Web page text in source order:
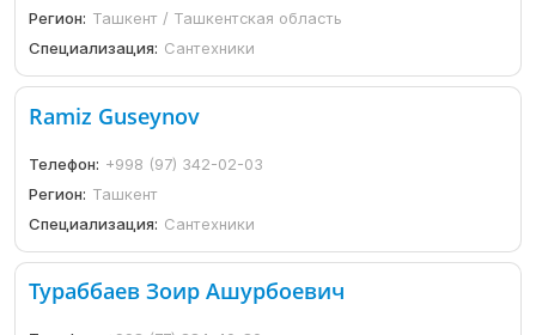
Регион: Ташкент / Ташкентская область
Специализация: Сантехники
Ramiz Guseynov
Телефон: +998 (97) 342-02-03
Регион: Ташкент
Специализация: Сантехники
Тураббаев Зоир Ашурбоевич